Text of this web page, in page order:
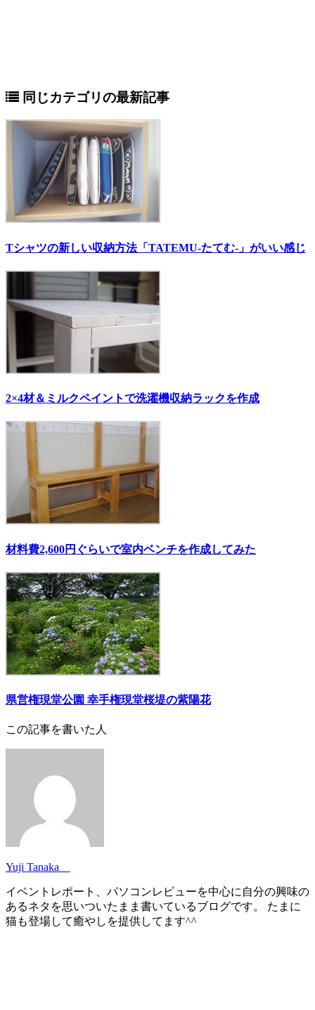
同じカテゴリの最新記事
Tシャツの新しい収納方法「TATEMU-たてむ-」がいい感じ
2×4材＆ミルクペイントで洗濯機収納ラックを作成
材料費2,600円ぐらいで室内ベンチを作成してみた
県営権現堂公園 幸手権現堂桜堤の紫陽花
この記事を書いた人
Yuji Tanaka
イベントレポート、パソコンレビューを中心に自分の興味の
あるネタを思いついたまま書いているブログです。 たまに
猫も登場して癒やしを提供してます^^